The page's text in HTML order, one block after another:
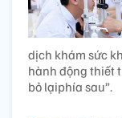
dịch khám sức
hành động thiết
bỏ lạiphía sau”.